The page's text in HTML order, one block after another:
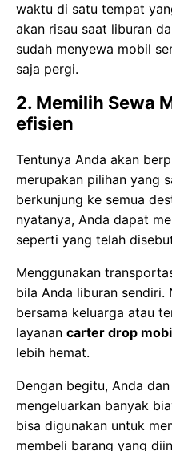
waktu di satu tempat
akan risau saat liburan
sudah menyewa mobil
saja pergi.
2. Memilih Sewa
efisien
Tentunya Anda akan
merupakan pilihan yang
berkunjung ke semua
nyatanya, Anda dapat
seperti yang telah
Menggunakan
bila Anda liburan sendiri.
bersama keluarga atau
layanan carter drop
lebih hemat.
Dengan begitu, Anda
mengeluarkan banyak
bisa digunakan untuk
membeli barang yang